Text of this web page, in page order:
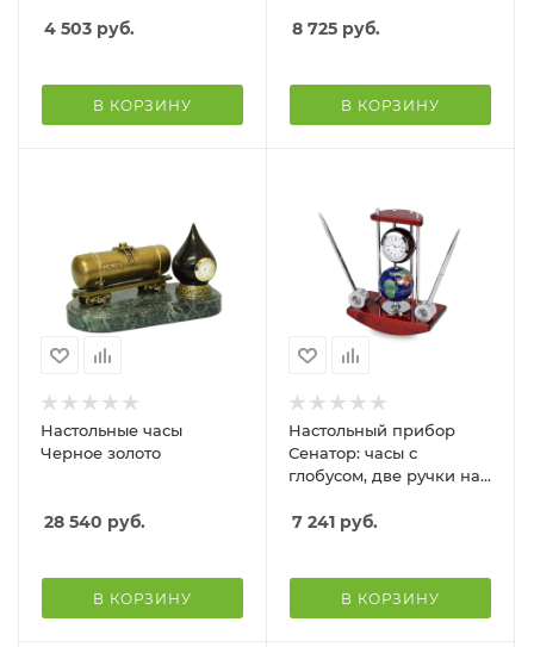
4 503 руб.
В КОРЗИНУ
8 725 руб.
В КОРЗИНУ
Настольные часы
Черное золото
28 540 руб.
В КОРЗИНУ
Настольный прибор
Сенатор: часы с
глобусом, две ручки на
7 241 руб.
В КОРЗИНУ